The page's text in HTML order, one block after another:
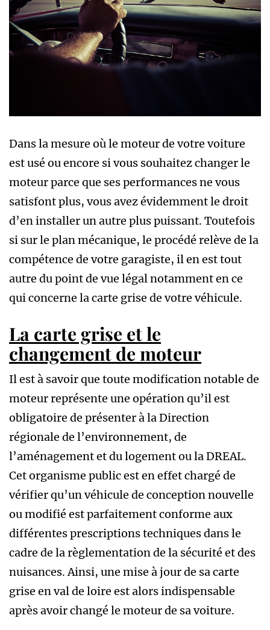
Dans la mesure où le moteur de votre voiture
est usé ou encore si vous souhaitez changer le
moteur parce que ses performances ne vous
satisfont plus, vous avez évidemment le droit
d’en installer un autre plus puissant. Toutefois
si sur le plan mécanique, le procédé relève de la
compétence de votre garagiste, il en est tout
autre du point de vue légal notamment en ce
qui concerne la carte grise de votre véhicule.
La carte grise et le
changement de moteur
Il est à savoir que toute modification notable de
moteur représente une opération qu’il est
obligatoire de présenter à la Direction
régionale de l’environnement, de
l’aménagement et du logement ou la DREAL.
Cet organisme public est en effet chargé de
vérifier qu’un véhicule de conception nouvelle
ou modifié est parfaitement conforme aux
différentes prescriptions techniques dans le
cadre de la règlementation de la sécurité et des
nuisances. Ainsi, une mise à jour de sa carte
grise en val de loire est alors indispensable
après avoir changé le moteur de sa voiture.